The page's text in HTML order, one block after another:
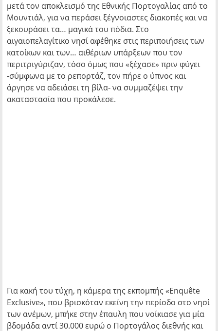
μετά τον αποκλεισμό της Εθνικής Πορτογαλίας από το
Μουντιάλ, για να περάσει ξέγνοιαστες διακοπές και να
ξεκουράσει τα… μαγικά του πόδια. Στο
αιγαιοπελαγίτικο νησί αφέθηκε στις περιποιήσεις των
κατοίκων και των… αιθέριων υπάρξεων που τον
περιτριγύριζαν, τόσο όμως που «ξέχασε» πριν φύγει
-σύμφωνα με το ρεπορτάζ, τον πήρε ο ύπνος και
άργησε να αδειάσει τη βίλα- να συμμαζέψει την
ακαταστασία που προκάλεσε.
Για κακή του τύχη, η κάμερα της εκπομπής «Enquête
Exclusive», που βρισκόταν εκείνη την περίοδο στο νησί
των ανέμων, μπήκε στην έπαυλη που νοίκιασε για μία
βδομάδα αντί 30.000 ευρώ ο Πορτογάλος διεθνής και